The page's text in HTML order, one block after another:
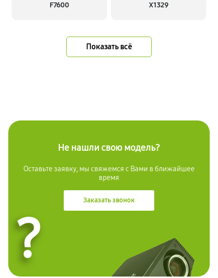
F7600 X1329
Показать всё
Не нашли свою модель?
Оставьте заявку, мы свяжемся с Вами в ближайшее
время
Заказать звонок
?